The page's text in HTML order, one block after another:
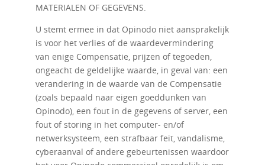
MATERIALEN OF GEGEVENS.
U stemt ermee in dat Opinodo niet aansprakelijk
is voor het verlies of de waardevermindering
van enige Compensatie, prijzen of tegoeden,
ongeacht de geldelijke waarde, in geval van: een
verandering in de waarde van de Compensatie
(zoals bepaald naar eigen goeddunken van
Opinodo), een fout in de gegevens of server, een
fout of storing in het computer- en/of
netwerksysteem, een strafbaar feit, vandalisme,
cyberaanval of andere gebeurtenissen waardoor